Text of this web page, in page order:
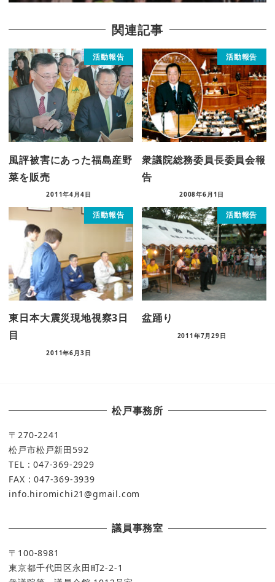
関連記事
活動報告
風評被害にあった福島産野
菜を販売
2011年4月4日
活動報告
衆議院総務委員長委員会報
告
2008年6月1日
活動報告
東日本大震災現地視察3日
目
2011年6月3日
活動報告
盆踊り
2011年7月29日
松戸事務所
〒270-2241
松戸市松戸新田592
TEL : 047-369-2929
FAX : 047-369-3939
info.hiromichi21@gmail.com
議員事務室
〒100-8981
東京都千代田区永田町2-2-1